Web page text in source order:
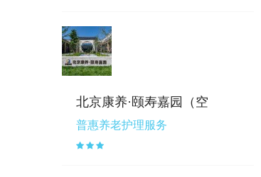
北京康养·颐寿嘉园（空
普惠养老护理服务